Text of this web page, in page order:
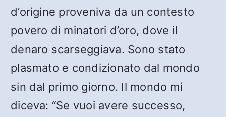
d’origine proveniva da un contesto
povero di minatori d’oro, dove il
denaro scarseggiava. Sono stato
plasmato e condizionato dal mondo
sin dal primo giorno. Il mondo mi
diceva: “Se vuoi avere successo,